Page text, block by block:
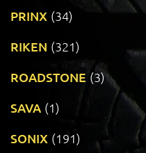
PRINX (34)
RIKEN (321)
ROADSTONE (3)
SAVA (1)
SONIX (191)